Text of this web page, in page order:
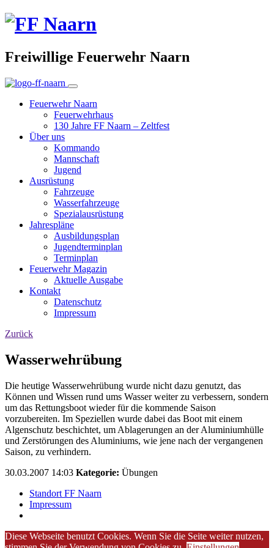
Freiwillige Feuerwehr Naarn
Feuerwehr Naarn
Feuerwehrhaus
130 Jahre FF Naarn – Zeltfest
Über uns
Kommando
Mannschaft
Jugend
Ausrüstung
Fahrzeuge
Wasserfahrzeuge
Spezialausrüstung
Jahrespläne
Ausbildungsplan
Jugendterminplan
Terminplan
Feuerwehr Magazin
Aktuelle Ausgabe
Kontakt
Datenschutz
Impressum
Zurück
Wasserwehrübung
Die heutige Wasserwehrübung wurde nicht dazu genutzt, das
Können und Wissen rund ums Wasser weiter zu verbessern, sondern
um das Rettungsboot wieder für die kommende Saison
vorzubereiten. Im Speziellen wurde dabei das Boot mit einem
Algenschutz beschichtet, um Ablagerungen an der Aluminiumhülle
und Zerstörungen des Aluminiums, wie jene nach der vergangenen
Saison, zu verhindern.
30.03.2007 14:03 Kategorie: Übungen
Standort FF Naarn
Impressum
Diese Webseite benutzt Cookies. Wenn Sie die Seite weiter nutzen,